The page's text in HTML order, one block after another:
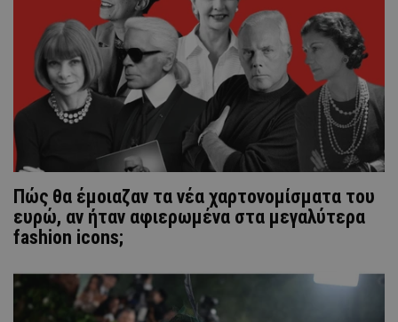
Πώς θα έμοιαζαν τα νέα χαρτονομίσματα του
ευρώ, αν ήταν αφιερωμένα στα μεγαλύτερα
fashion icons;